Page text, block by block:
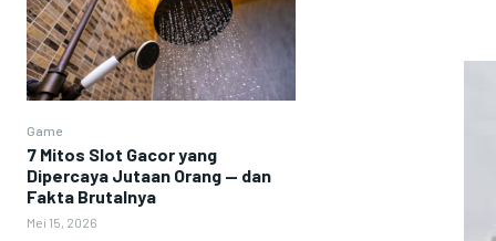
Game
7 Mitos Slot Gacor yang
Dipercaya Jutaan Orang — dan
Fakta Brutalnya
Mei 15, 2026